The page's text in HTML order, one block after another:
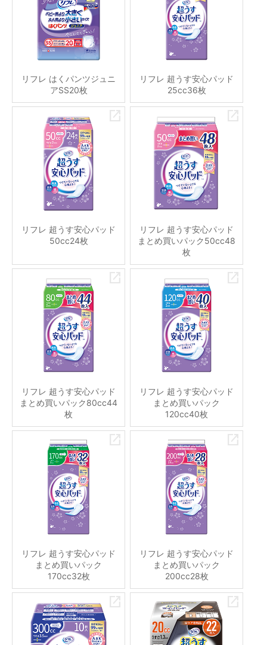
リフレ はくパンツジュニ
アSS20枚
リフレ 超うす安心パッド
25cc36枚
リフレ 超うす安心パッド
50cc24枚
リフレ 超うす安心パッド
まとめ買いパック50cc48
枚
リフレ 超うす安心パッド
まとめ買いパック80cc44
枚
リフレ 超うす安心パッド
まとめ買いパック
120cc40枚
リフレ 超うす安心パッド
まとめ買いパック
170cc32枚
リフレ 超うす安心パッド
まとめ買いパック
200cc28枚